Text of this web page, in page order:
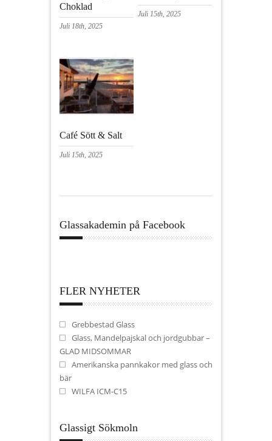
Choklad
Juli 18th, 2025
Juli 15th, 2025
Café Sött & Salt
Juli 15th, 2025
Glassakademin på Facebook
FLER NYHETER
Grebbestad Glass
Glass, Mandelpajskal och jordgubbar –
GLAD MIDSOMMAR
Amerikanska pannkakor med glass och
bär
WILFA ICM-C15
Glassigt Sökmoln